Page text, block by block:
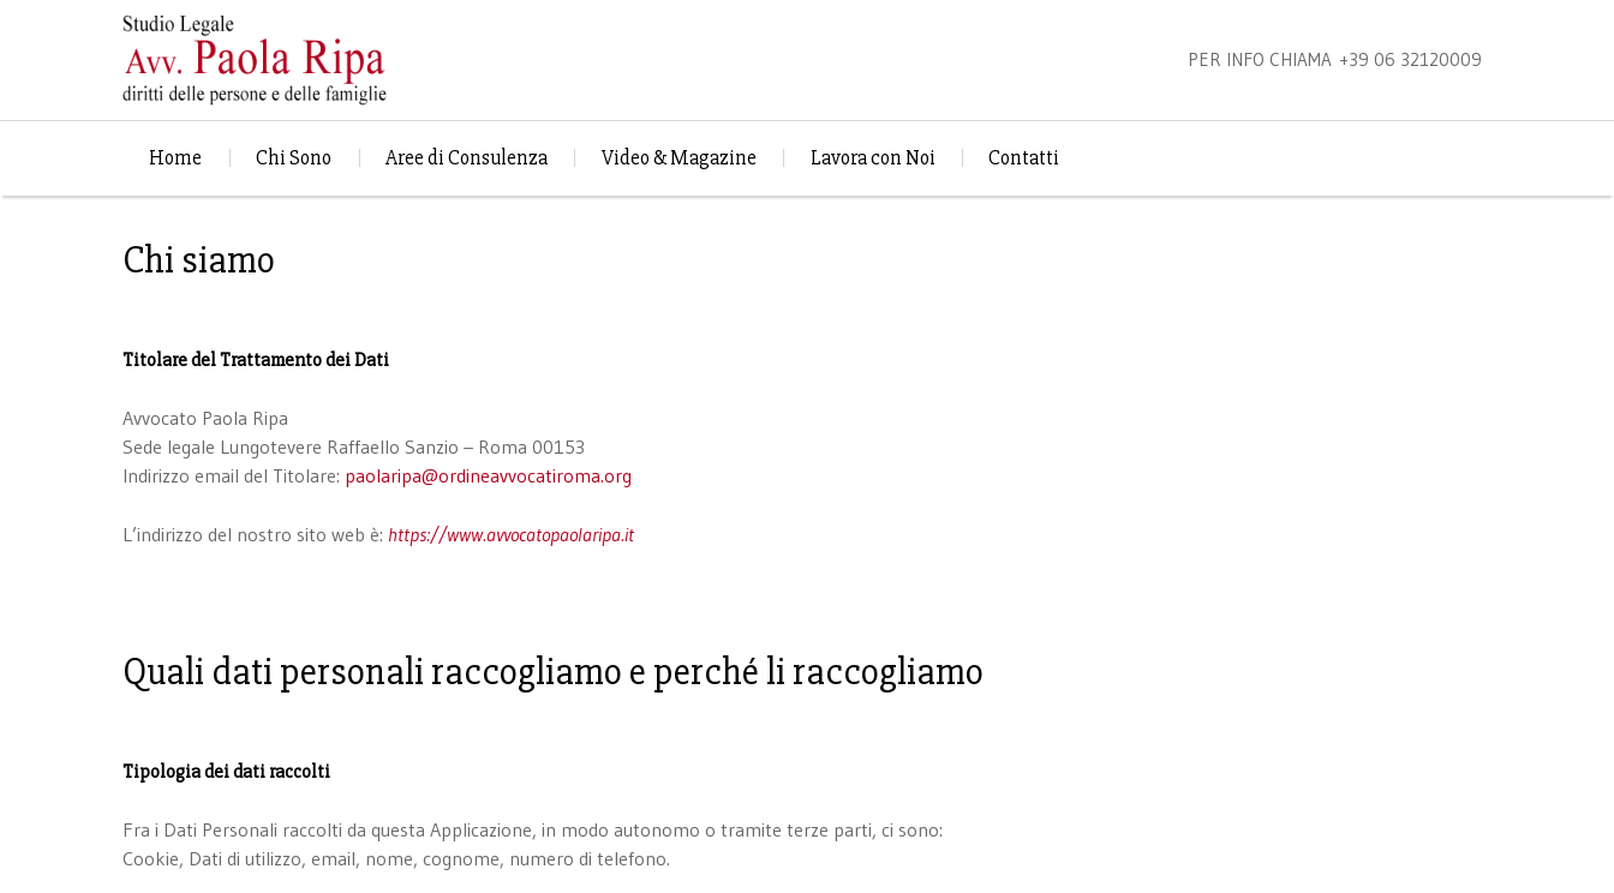
PER INFO CHIAMA +39 06 32120009
Home Chi Sono Aree di Consulenza Video & Magazine Lavora con Noi Contatti
Chi siamo
Titolare del Trattamento dei Dati
Avvocato Paola Ripa
Sede legale Lungotevere Raffaello Sanzio – Roma 00153
Indirizzo email del Titolare: paolaripa@ordineavvocatiroma.org
L’indirizzo del nostro sito web è: https://www.avvocatopaolaripa.it
Quali dati personali raccogliamo e perché li raccogliamo
Tipologia dei dati raccolti
Fra i Dati Personali raccolti da questa Applicazione, in modo autonomo o tramite terze parti, ci sono:
Cookie, Dati di utilizzo, email, nome, cognome, numero di telefono.